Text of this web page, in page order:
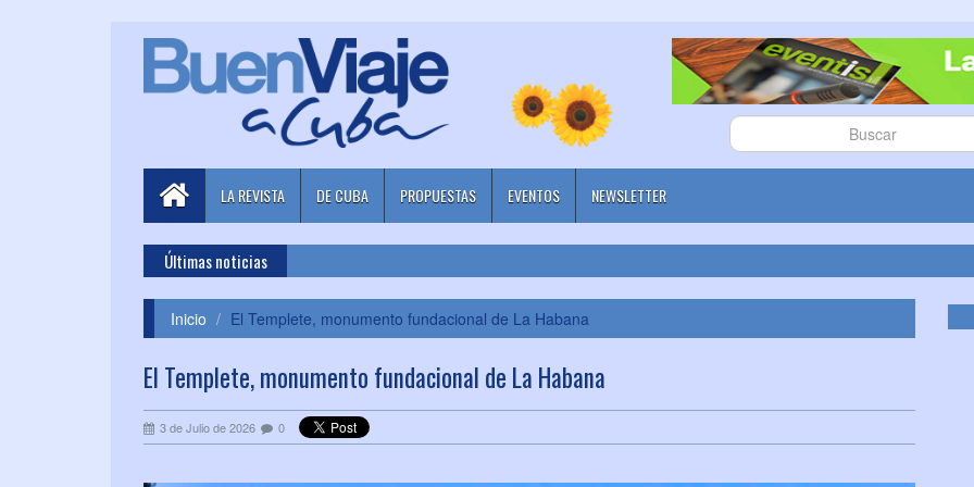
LA REVISTA DE CUBA PROPUESTAS EVENTOS NEWSLETTER
Últimas noticias
Inicio El Templete, monumento fundacional de La Habana
El Templete, monumento fundacional de La Habana
3 de Julio de 2026 0